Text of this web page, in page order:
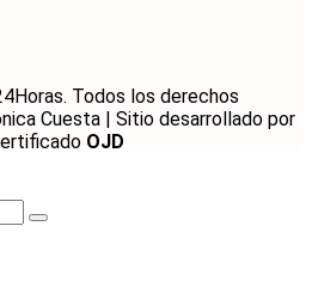
Todos los derechos
Cuesta | Sitio desarrollado por
OJD